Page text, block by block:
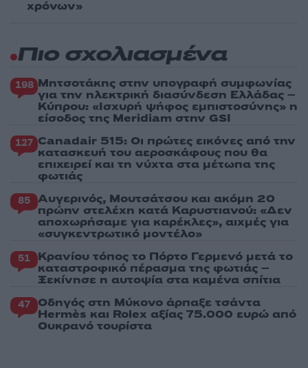
χρόνων»
Πιο σχολιασμένα
198 Μητσοτάκης στην υπογραφή συμφωνίας
για την ηλεκτρική διασύνδεση Ελλάδας –
Κύπρου: «Ισχυρή ψήφος εμπιστοσύνης» η
είσοδος της Meridiam στην GSI
127 Canadair 515: Οι πρώτες εικόνες από την
κατασκευή του αεροσκάφους που θα
επιχειρεί και τη νύχτα στα μέτωπα της
φωτιάς
85 Αυγερινός, Μουτσάτσου και ακόμη 20
πρώην στελέχη κατά Καρυστιανού: «Δεν
αποχωρήσαμε για καρέκλες», αιχμές για
«συγκεντρωτικό μοντέλο»
51 Κρανίου τόπος το Πόρτο Γερμενό μετά το
καταστροφικό πέρασμα της φωτιάς –
Ξεκίνησε η αυτοψία στα καμένα σπίτια
47 Οδηγός στη Μύκονο άρπαξε τσάντα
Hermès και Rolex αξίας 75.000 ευρώ από
Ουκρανό τουρίστα